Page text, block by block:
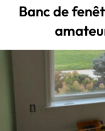
Banc de